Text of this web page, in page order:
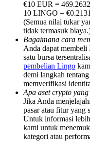
BTC Welcome
Deposit & Trade
€10 EUR =
10 LINGO =
(Semua nilai tukar
tidak termasuk
Bagaimana cara
Anda dapat
satu bursa
pembelian Lingo
demi langkah
memverifikasi
Apa aset crypto
Jika Anda
pasar atau fitur yang
Untuk informasi
kami untuk
kategori atau